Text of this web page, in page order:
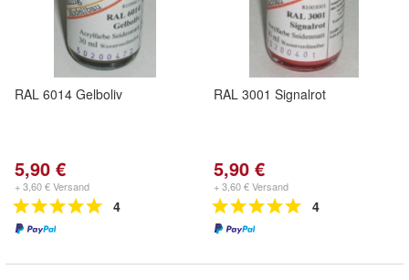
RAL 6014 Gelboliv
5,90 €
+ 3,60 € Versand
4
RAL 3001 Signalrot
5,90 €
+ 3,60 € Versand
4